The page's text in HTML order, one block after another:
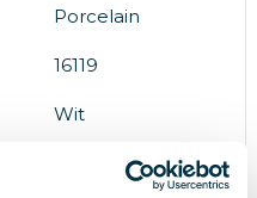
Porcelain
16119
Wit